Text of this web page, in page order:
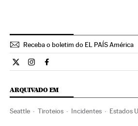
Receba o boletim do EL PAÍS América
Internacional El País Brasil en Twitter
Internacional El País Brasil en
Internacional El País Brasil
ARQUIVADO EM
Seattle Tiroteios Incidentes Estados